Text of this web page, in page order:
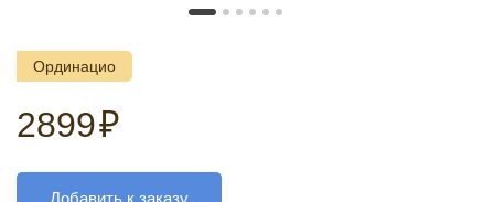
Ординацио
2899₽
Добавить к заказу